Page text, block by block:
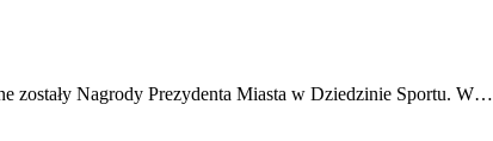
zostały Nagrody Prezydenta Miasta w Dziedzinie Sportu. W…